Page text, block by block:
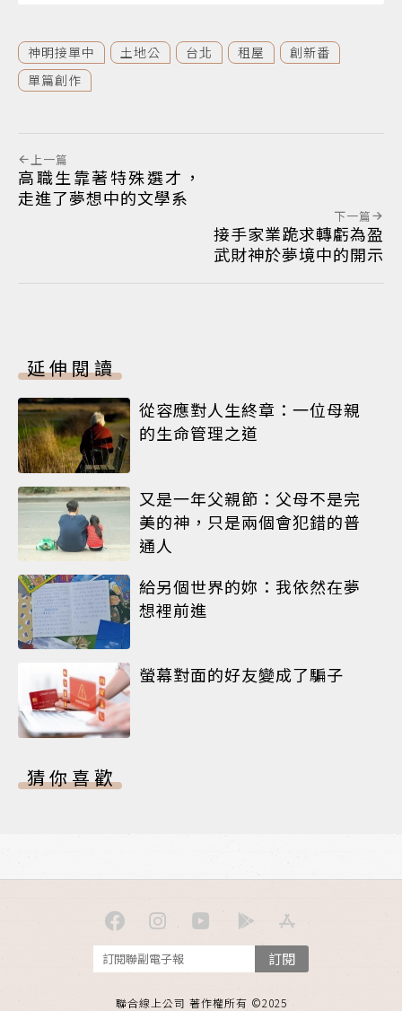
神明接單中 土地公 台北 租屋
創新番
單篇創作
上一篇
高職生靠著特殊選才，
走進了夢想中的文學系
下一篇
接手家業跪求轉虧為盈
武財神於夢境中的開示
延伸閱讀
從容應對人生終章：一位母親
的生命管理之道
又是一年父親節：父母不是完
美的神，只是兩個會犯錯的普
通人
給另個世界的妳：我依然在夢
想裡前進
螢幕對面的好友變成了騙子
猜你喜歡
訂閱
聯合線上公司 著作權所有 ©2025